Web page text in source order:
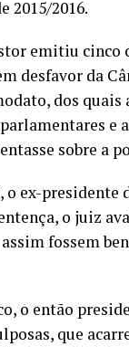
2015/2016.
emitiu cinco
desfavor da
dos
e
sobre a
ex-presidente
o juiz
fossem
o então
que